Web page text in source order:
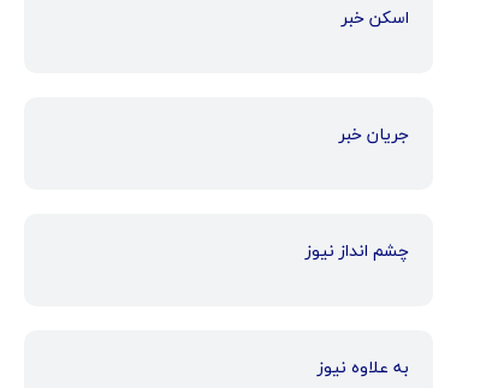
اسکن خبر
جریان خبر
چشم انداز نیوز
به علاوه نیوز